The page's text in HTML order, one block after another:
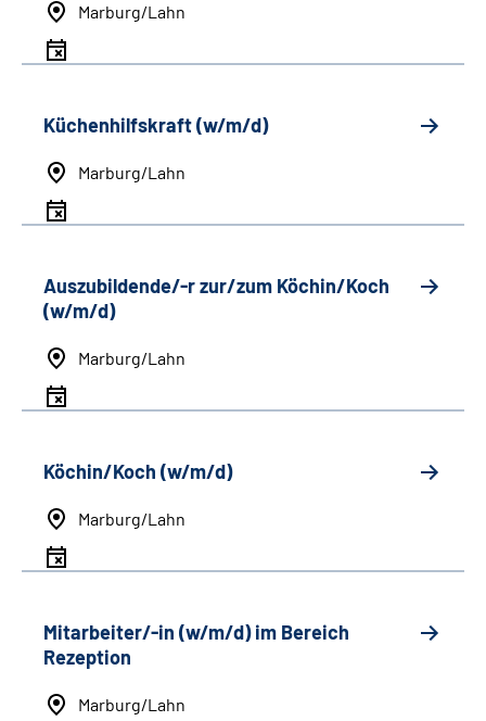
Marburg/Lahn
Küchenhilfskraft (w/m/d)
Marburg/Lahn
Auszubildende/-r zur/zum Köchin/Koch
(w/m/d)
Marburg/Lahn
Köchin/Koch (w/m/d)
Marburg/Lahn
Mitarbeiter/-in (w/m/d) im Bereich
Rezeption
Marburg/Lahn